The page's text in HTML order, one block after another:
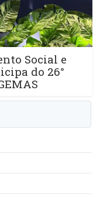
Social e
do 26°